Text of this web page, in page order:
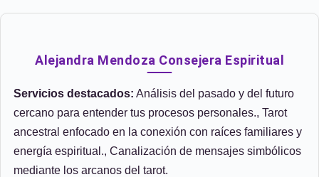
Alejandra Mendoza Consejera Espiritual
Servicios destacados: Análisis del pasado y del futuro
cercano para entender tus procesos personales., Tarot
ancestral enfocado en la conexión con raíces familiares y
energía espiritual., Canalización de mensajes simbólicos
mediante los arcanos del tarot.